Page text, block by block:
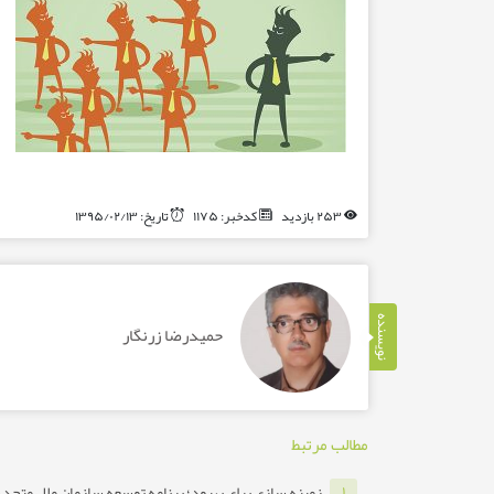
کدخبر: ۱۱۷۵ تاریخ: ۱۳۹۵/۰۲/۱۳
نویسنده حمیدرضا زرنگار
مطالب مرتبط